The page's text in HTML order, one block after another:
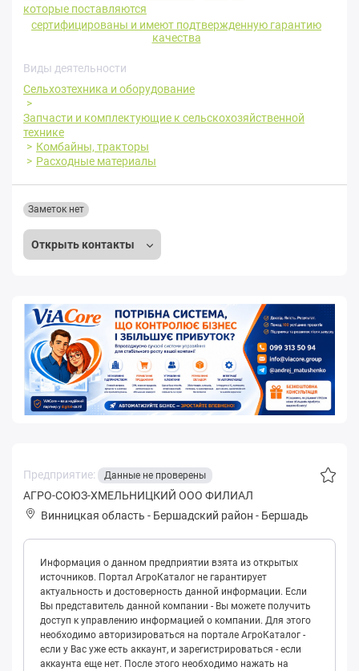
которые поставляются
сертифицированы и имеют подтвержденную гарантию
качества
Виды деятельности
Сельхозтехника и оборудование
Запчасти и комплектующие к сельскохозяйственной
технике
Комбайны, тракторы
Расходные материалы
Открыть контакты
Заметок нет
Предприятие: Данные не проверены
АГРО-СОЮЗ-ХМЕЛЬНИЦКИЙ ООО ФИЛИАЛ
Винницкая область - Бершадский район - Бершадь
Информация о данном предприятии взята из открытых
источников. Портал АгроКаталог не гарантирует
актуальность и достоверность данной информации. Если
Вы представитель данной компании - Вы можете получить
доступ к управлению информацией о компании. Для этого
необходимо авторизироваться на портале АгроКаталог -
если у Вас уже есть аккаунт, и зарегистрироваться - если
аккаунта еще нет. После этого необходимо нажать на